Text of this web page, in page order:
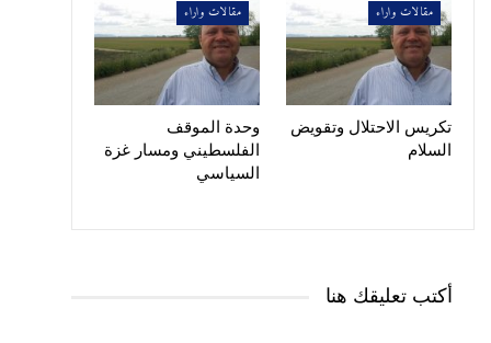
مقالات واراء
تكريس الاحتلال وتقويض
السلام
مقالات واراء
وحدة الموقف
الفلسطيني ومسار غزة
السياسي
أكتب تعليقك هنا